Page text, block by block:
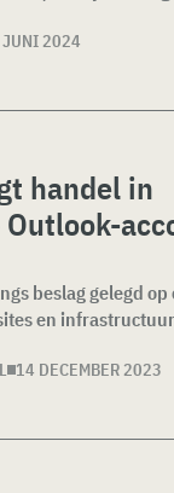
2024
handel in
beslag gelegd op
en
14 DECEMBER 2023